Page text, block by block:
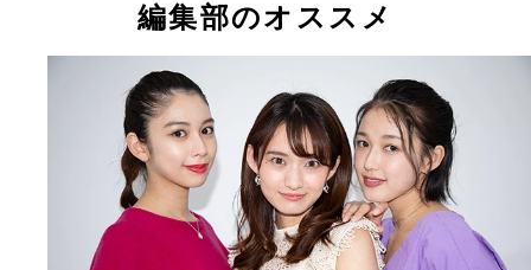
編集部のオススメ